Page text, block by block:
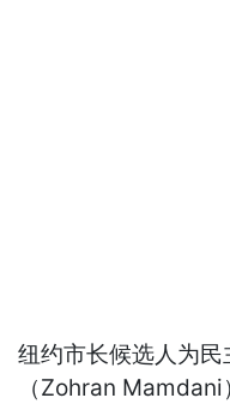
纽约市长候选人为
（Zohran